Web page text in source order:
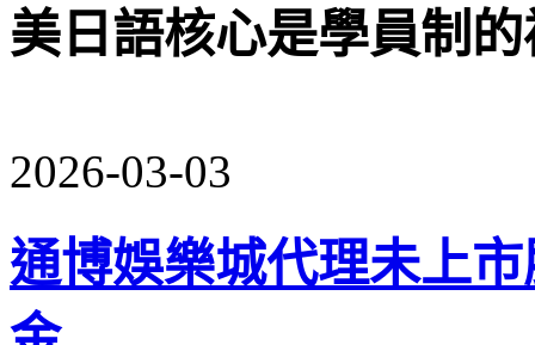
美日語核心是學員制
2026-03-03
通博娛樂城代理未上